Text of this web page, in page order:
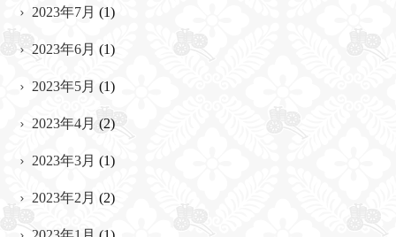
2023年7月 (1)
2023年6月 (1)
2023年5月 (1)
2023年4月 (2)
2023年3月 (1)
2023年2月 (2)